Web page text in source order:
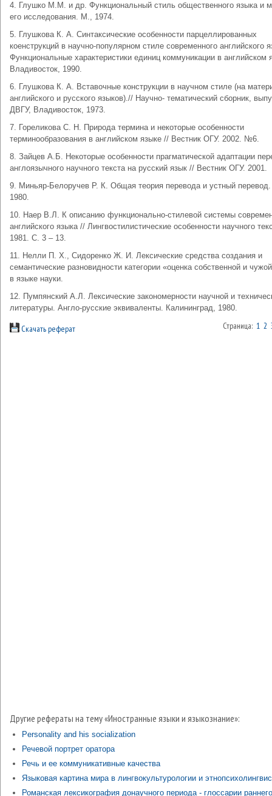
4. Глушко М.М. и др. Функциональный стиль общественного языка и
его исследования. М., 1974.
5. Глушкова К. А. Синтаксические особенности парцеллированных
коенструкций в научно-популярном стиле современного английского
Функциональные характеристики единиц коммуникации в английском
Владивосток, 1990.
6. Глушкова К. А. Вставочные конструкции в научном стиле (на
английского и русского языков).// Научно- тематический сборник,
ДВГУ, Владивосток, 1973.
7. Гореликова С. Н. Природа термина и некоторые особенности
терминообразования в английском языке // Вестник ОГУ. 2002. №6.
8. Зайцев А.Б. Некоторые особенности прагматической адаптации
англоязычного научного текста на русский язык // Вестник ОГУ. 2001.
9. Миньяр-Белоручев Р. К. Общая теория перевода и устный
1980.
10. Наер В.Л. К описанию функционально-стилевой системы
английского языка // Лингвостилистические особенности научного
1981. С. 3 – 13.
11. Нелли П. Х., Сидоренко Ж. И. Лексические средства создания и
семантические разновидности категории «оценка собственной и
в языке науки.
12. Пумпянский А.Л. Лексические закономерности научной и
литературы. Англо-русские эквиваленты. Калининград, 1980.
Скачать реферат Страница: 1 2
Другие рефераты на тему «Иностранные языки и языкознание»:
Personality and his socialization
Речевой портрет оратора
Речь и ее коммуникативные качества
Языковая картина мира в лингвокультурологии и
Романская лексикография донаучного периода - глоссарии раннего